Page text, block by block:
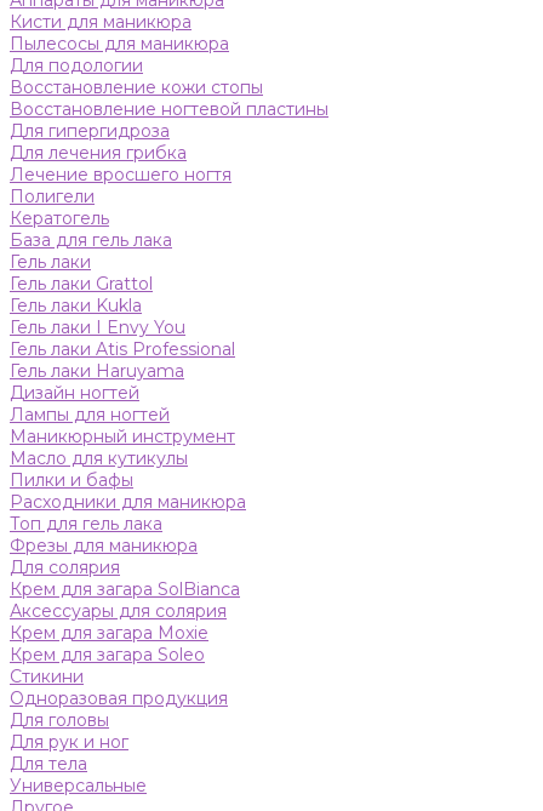
Кисти для маникюра
Пылесосы для маникюра
Для подологии
Восстановление кожи стопы
Восстановление ногтевой пластины
Для гипергидроза
Для лечения грибка
Лечение вросшего ногтя
Полигели
Кератогель
База для гель лака
Гель лаки
Гель лаки Grattol
Гель лаки Kukla
Гель лаки I Envy You
Гель лаки Atis Professional
Гель лаки Haruyama
Дизайн ногтей
Лампы для ногтей
Маникюрный инструмент
Масло для кутикулы
Пилки и бафы
Расходники для маникюра
Топ для гель лака
Фрезы для маникюра
Для солярия
Крем для загара SolBianca
Аксессуары для солярия
Крем для загара Moxie
Крем для загара Soleo
Стикини
Одноразовая продукция
Для головы
Для рук и ног
Для тела
Универсальные